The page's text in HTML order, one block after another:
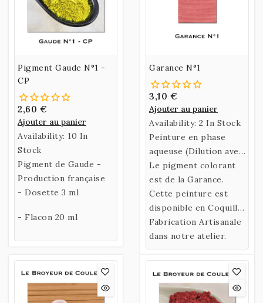
Pigment Gaude N°1 -
CP
2,60 €
Ajouter au panier
Availability: 10 In
Stock
Pigment de Gaude -
Production française
- Dosette 3 ml
- Flacon 20 ml
Garance N°1
3,10 €
Ajouter au panier
Availability: 2 In Stock
Peinture en phase
aqueuse (Dilution avec
de l’eau)
confectionnée selon
une recette historique
utilisant un liant
naturel fabriqué à
partir de Gomme
Arabique et d’Eau de
Miel.
Le pigment colorant
est de la Garance.
Cette peinture est
disponible en Coquille
ou en Godet.
Fabrication Artisanale
dans notre atelier.